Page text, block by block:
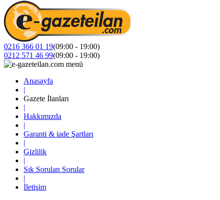
0216 366 01 19(09:00 - 19:00)
0212 571 46 99(09:00 - 19:00)
Anasayfa
|
Gazete İlanları
|
Hakkımızda
|
Garanti & iade Şartları
|
Gizlilik
|
Sık Sorulan Sorular
|
İletişim